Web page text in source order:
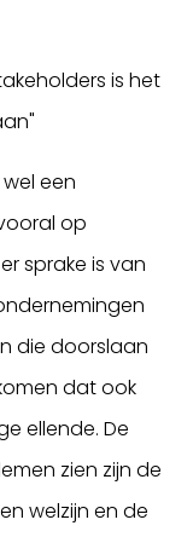
is het
een
op
sprake is van
die doorslaan
dat ook
ellende. De
zien zijn de
welzijn en de